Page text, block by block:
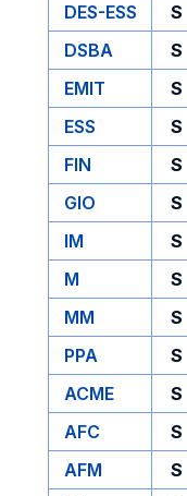
DES-ESS
S
DSBA
S
EMIT
S
ESS
S
FIN
S
GIO
S
IM
S
M
S
MM
S
PPA
S
ACME
S
AFC
S
AFM
S